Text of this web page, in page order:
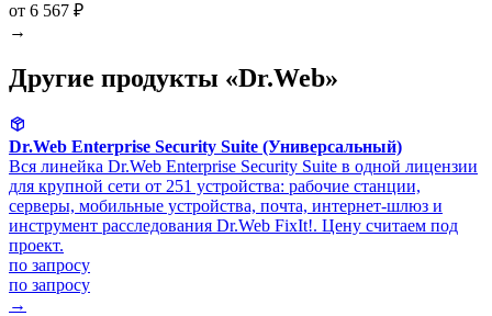
от 6 567 ₽
→
Другие продукты «Dr.Web»
Dr.Web Enterprise Security Suite (Универсальный)
Вся линейка Dr.Web Enterprise Security Suite в одной лицензии
для крупной сети от 251 устройства: рабочие станции,
серверы, мобильные устройства, почта, интернет-шлюз и
инструмент расследования Dr.Web FixIt!. Цену считаем под
проект.
по запросу
по запросу
→